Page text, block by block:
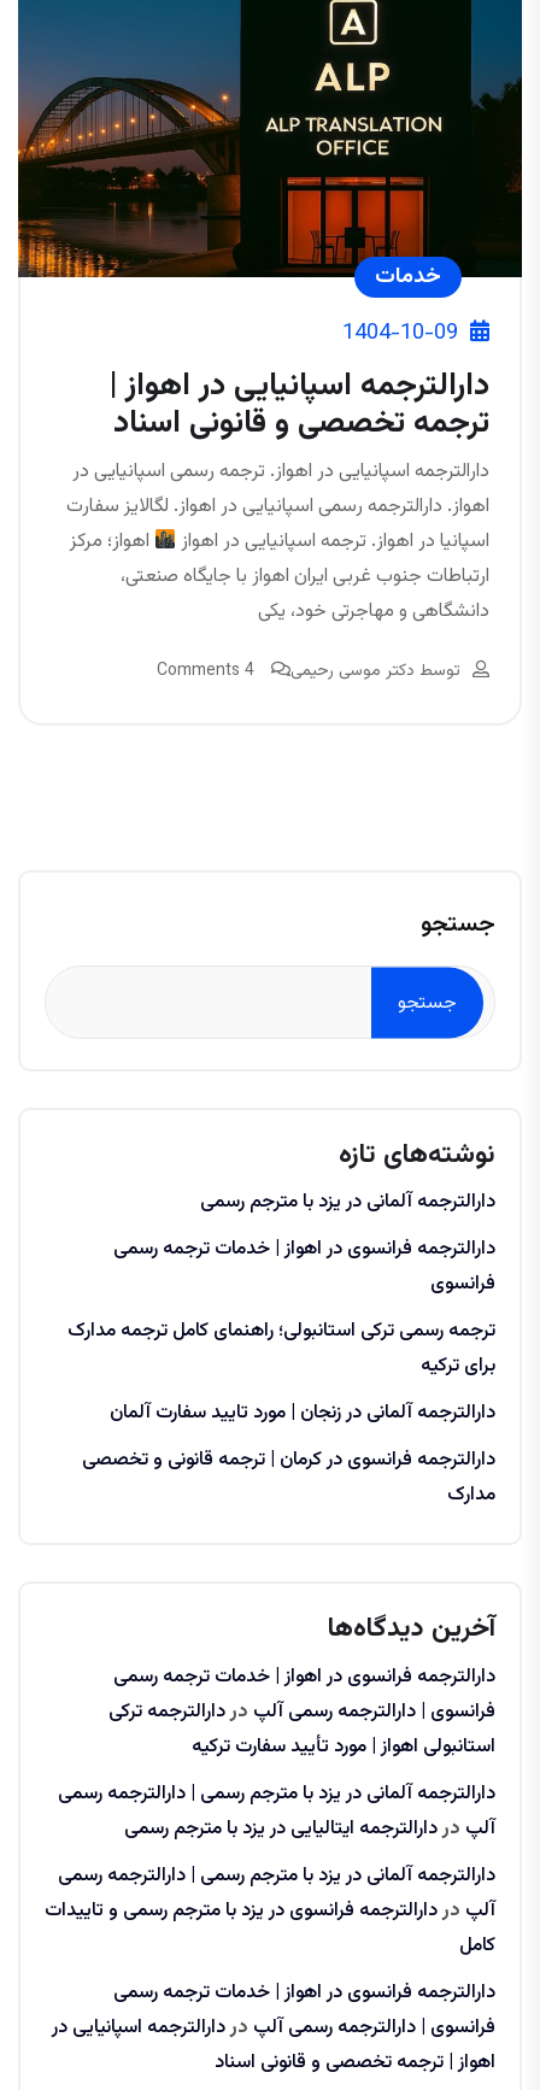
خدمات
1404-10-09
دارالترجمه اسپانیایی در اهواز |
ترجمه تخصصی و قانونی اسناد
دارالترجمه اسپانیایی در اهواز. ترجمه رسمی اسپانیایی در
اهواز. دارالترجمه رسمی اسپانیایی در اهواز. لگالایز سفارت
اسپانیا در اهواز. ترجمه اسپانیایی در اهواز
اهواز؛ مرکز
ارتباطات جنوب غربی ایران اهواز با جایگاه صنعتی،
دانشگاهی و مهاجرتی خود، یکی
توسط دکتر موسی رحیمی 4 Comments
جستجو
جستجو
نوشته‌های تازه
دارالترجمه آلمانی در یزد با مترجم رسمی
دارالترجمه فرانسوی در اهواز | خدمات ترجمه رسمی
فرانسوی
ترجمه رسمی ترکی استانبولی؛ راهنمای کامل ترجمه مدارک
برای ترکیه
دارالترجمه آلمانی در زنجان | مورد تایید سفارت آلمان
دارالترجمه فرانسوی در کرمان | ترجمه قانونی و تخصصی
مدارک
آخرین دیدگاه‌ها
دارالترجمه فرانسوی در اهواز | خدمات ترجمه رسمی
فرانسوی | دارالترجمه رسمی آلپ دردارالترجمه ترکی
استانبولی اهواز | مورد تأیید سفارت ترکیه
دارالترجمه آلمانی در یزد با مترجم رسمی | دارالترجمه رسمی
آلپ دردارالترجمه ایتالیایی در یزد با مترجم رسمی
دارالترجمه آلمانی در یزد با مترجم رسمی | دارالترجمه رسمی
آلپ دردارالترجمه فرانسوی در یزد با مترجم رسمی و تاییدات
کامل
دارالترجمه فرانسوی در اهواز | خدمات ترجمه رسمی
فرانسوی | دارالترجمه رسمی آلپ دردارالترجمه اسپانیایی در
اهواز | ترجمه تخصصی و قانونی اسناد